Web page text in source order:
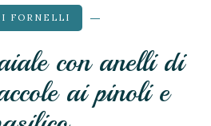
FORNELLI
con anelli di
ai pinoli e